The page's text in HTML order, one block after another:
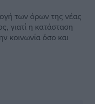
των όρων της νέας
γιατί η κατάσταση
κοινωνία όσο και